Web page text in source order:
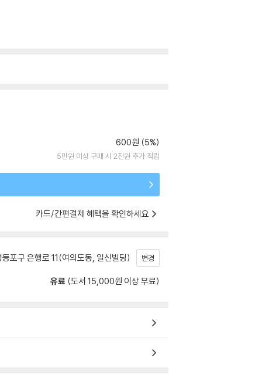
600원 (5%)
5만원 이상 구매 시 2천원 추가 적립
카드/간편결제 혜택을 확인하세요
포구 은행로 11(여의도동, 일신빌딩) 변경
유료 (도서 15,000원 이상 무료)